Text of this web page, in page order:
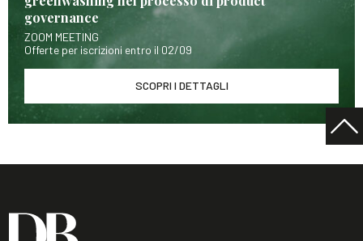
governance
ZOOM MEETING
Offerte per iscrizioni entro il 02/09
SCOPRI I DETTAGLI